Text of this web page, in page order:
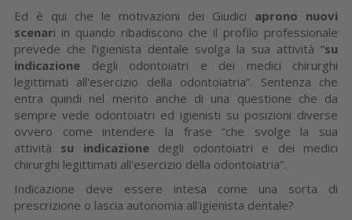
Ed è qui che le motivazioni dei Giudici aprono nuovi
scenari in quando ribadiscono che il profilo professionale
prevede che l’igienista dentale svolga la sua attività “su
indicazione degli odontoiatri e dei medici chirurghi
legittimati all'esercizio della odontoiatria”. Sentenza che
entra quindi nel merito anche di una questione che da
sempre vede odontoiatri ed igienisti su posizioni diverse
ovvero come intendere la frase “che svolge la sua
attività su indicazionedegli odontoiatri e dei medici
chirurghi legittimati all'esercizio della odontoiatria”.
Indicazione deve essere intesa come una sorta di
prescrizione o lascia autonomia all’igienista dentale?